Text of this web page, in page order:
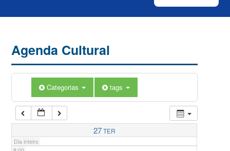
Agenda Cultural
Categorias tags
27TER
Dia inteiro
5:00
7:00